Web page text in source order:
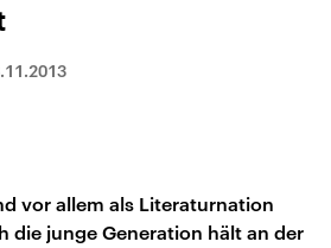
vor allem als Literaturnation
die junge Generation hält an der